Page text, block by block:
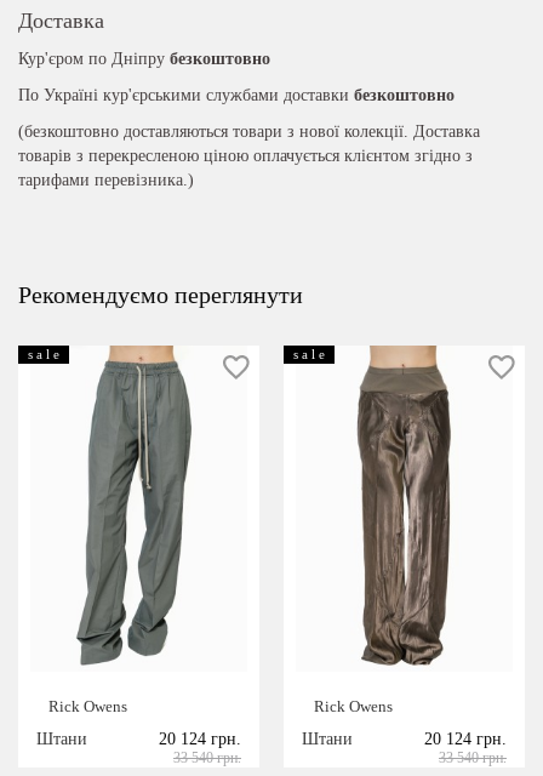
Доставка
Кур'єром по Дніпру безкоштовно
По Україні кур'єрськими службами доставки безкоштовно
(безкоштовно доставляються товари з нової колекції. Доставка
товарів з перекресленою ціною оплачується клієнтом згідно з
тарифами перевізника.)
Рекомендуємо переглянути
s a l e
Rick Owens
Штани
20 124 грн.
33 540 грн.
s a l e
Rick Owens
Штани
20 124 грн.
33 540 грн.